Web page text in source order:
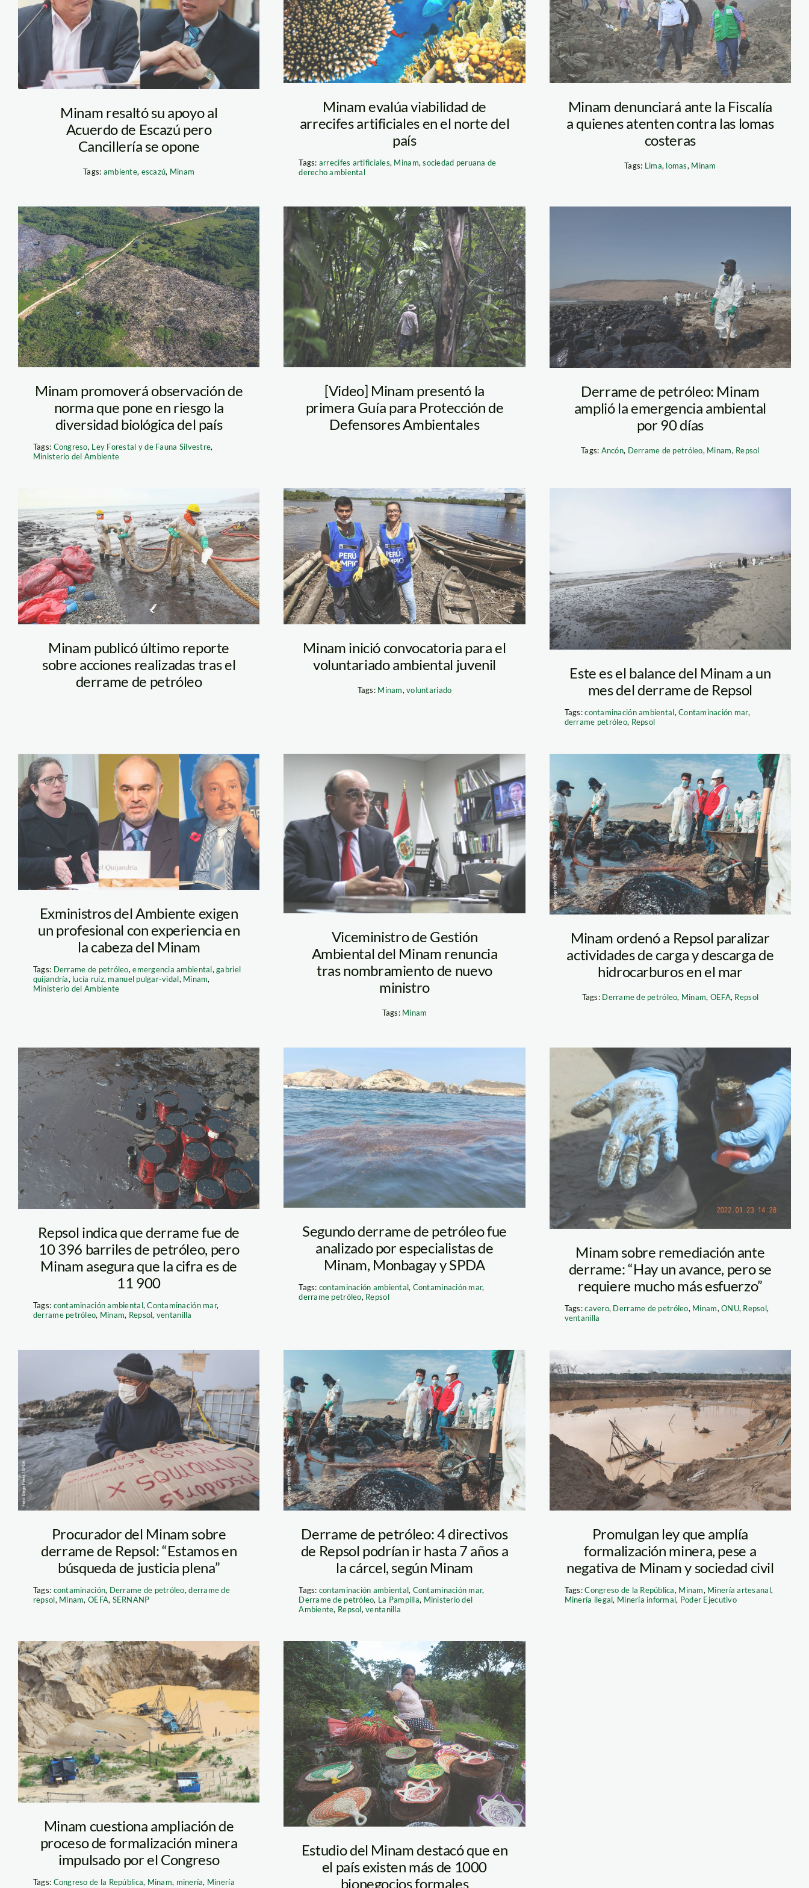
ambiente-y-
relaciones-
exteriores—
andina
Minam resaltó su apoyo al
Acuerdo de Escazú pero
Cancillería se opone
Tags: ambiente, escazú, Minam
coral-scaled
Minam evalúa viabilidad de
arrecifes artificiales en el norte del
país
Tags: arrecifes artificiales, Minam,sociedad peruana de
derecho ambiental
– ministro
montoya –
minam
Minam denunciará ante la Fiscalía
a quienes atenten contra las lomas
costeras
Tags: Lima, lomas, Minam
SPDA_Yurimaguas_Jeberos_12
Minam promoverá observación de
norma que pone en riesgo la
diversidad biológica del país
Tags: Congreso, Ley Forestal y de Fauna Silvestre,
Ministerio del Ambiente
Defensor
ambiental
[Video] Minam presentó la
primera Guía para Protección de
Defensores Ambientales
petroleo—jorge-
pezantes—spda2
Derrame de petróleo: Minam
amplió la emergencia ambiental
por 90 días
Tags: Ancón, Derrame de petróleo, Minam, Repsol
MINAM
REPORTE
REPSOL 2
MESES
Minam publicó último reporte
sobre acciones realizadas tras el
derrame de petróleo
voluntariado
juvenil ambiental
– minam
Minam inició convocatoria para el
voluntariado ambiental juvenil
Tags: Minam,voluntariado
ancón—jaime-
tranca—spda
Este es el balance del Minam a un
mes del derrame de Repsol
Tags:contaminación ambiental,Contaminación mar,
derrame petróleo, Repsol
exministros-del-
ambiente
Exministros del Ambiente exigen
un profesional con experiencia en
la cabeza del Minam
Tags: Derrame de petróleo,emergencia ambiental,gabriel
quijandría, lucía ruiz, manuel pulgar-vidal, Minam,
Ministerio del Ambiente
mariano-castro-
ANDINA
Viceministro de Gestión
Ambiental del Minam renuncia
tras nombramiento de nuevo
ministro
Tags: Minam
derrame-
petroleo-repsol—
ministro-del-
ambiente—
diego-perez–
spda
Minam ordenó a Repsol paralizar
actividades de carga y descarga de
hidrocarburos en el mar
Tags: Derrame de petróleo, Minam, OEFA, Repsol
derrame-
petroleo—jorge-
pezantes—spda
Repsol indica que derrame fue de
10 396 barriles de petróleo, pero
Minam asegura que la cifra es de
11 900
Tags: contaminación ambiental,Contaminación mar,
derrame petróleo, Minam, Repsol, ventanilla
derrame-en-
ventanilla—
profonanpe
Segundo derrame de petróleo fue
analizado por especialistas de
Minam, Monbagay y SPDA
Tags: contaminación ambiental, Contaminación mar,
derrame petróleo, Repsol
Foto Punta
Salinas-derrame
petroleo-sernanp
Minam sobre remediación ante
derrame: “Hay un avance, pero se
requiere mucho más esfuerzo”
Tags:cavero, Derrame de petróleo, Minam,ONU, Repsol,
ventanilla
cavero_diego-
perez-SPDA-13
Procurador del Minam sobre
derrame de Repsol: “Estamos en
búsqueda de justicia plena”
Tags: contaminación, Derrame de petróleo,derrame de
repsol, Minam,OEFA, SERNANP
derrame-
petroleo-repsol—
ministro-del-
ambiente—
diego-perez–
spda
Derrame de petróleo: 4 directivos
de Repsol podrían ir hasta 7 años a
la cárcel, según Minam
Tags: contaminación ambiental, Contaminación mar,
Derrame de petróleo, La Pampilla, Ministerio del
Ambiente, Repsol,ventanilla
Guacamayu
Mit den schwimmenden Motorpumpen
wird der goldstaubhaltige Schlamm auf die
Waschanlagen gepumpt. Guacamayu,
Madre de Dios, Peru, Juli 2010
Promulgan ley que amplía
formalización minera, pese a
negativa de Minam y sociedad civil
Tags:Congreso de la República, Minam, Minería artesanal,
Minería ilegal, Minería informal, Poder Ejecutivo
mineria-ilegal-
andina
Minam cuestiona ampliación de
proceso de formalización minera
impulsado por el Congreso
Tags: Congreso de la República, Minam, minería, Minería
ACR-Artesanía-
Tamshiyacu-
Tahuayo-SPDA
Estudio del Minam destacó que en
el país existen más de 1000
bionegocios formales